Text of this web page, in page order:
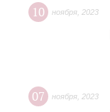
10 ноября 2023
07 ноября 2023